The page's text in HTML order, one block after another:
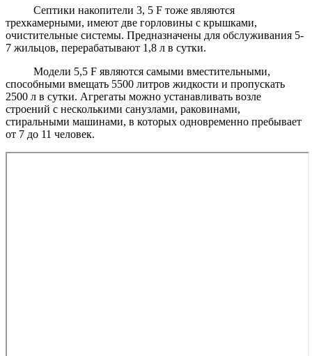
Септики накопители 3, 5 F тоже являются
трехкамерными, имеют две горловины с крышками,
очистительные системы. Предназначены для обслуживания 5-
7 жильцов, перерабатывают 1,8 л в сутки.
Модели 5,5 F являются самыми вместительными,
способными вмещать 5500 литров жидкости и пропускать
2500 л в сутки. Агрегаты можно устанавливать возле
строений с несколькими санузлами, раковинами,
стиральными машинами, в которых одновременно пребывает
от 7 до 11 человек.